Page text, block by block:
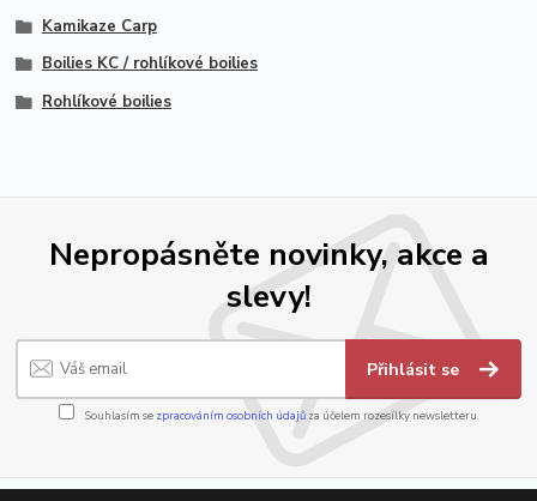
Kamikaze Carp
Boilies KC / rohlíkové boilies
Rohlíkové boilies
Nepropásněte novinky, akce a
slevy!
Přihlásit se
Souhlasím se zpracováním osobních údajůza účelem rozesílky newsletteru.